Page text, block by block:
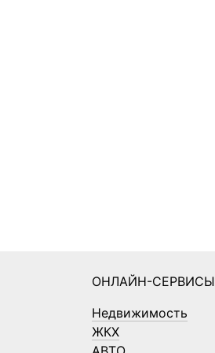
ОНЛАЙН-СЕРВИСЫ
Недвижимость
ЖКХ